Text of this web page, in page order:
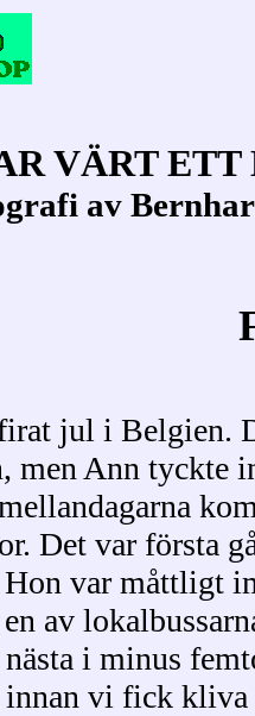
VÄRT
av
jul i Belgien.
men Ann tyckte
Det var första
var måttligt
av
nästa i minus
vi fick kliva